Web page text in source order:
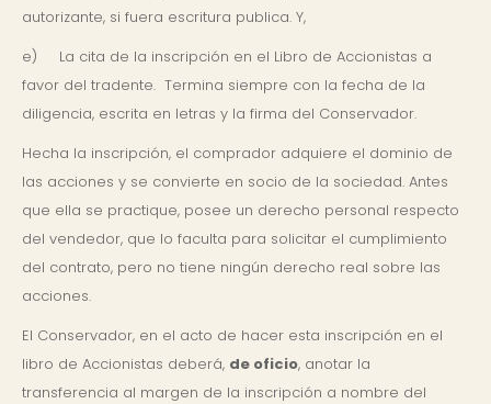
autorizante, si fuera escritura publica. Y,
e) La cita de la inscripción en el Libro de Accionistas a
favor del tradente. Termina siempre con la fecha de la
diligencia, escrita en letras y la firma del Conservador.
Hecha la inscripción, el comprador adquiere el dominio de
las acciones y se convierte en socio de la sociedad. Antes
que ella se practique, posee un derecho personal respecto
del vendedor, que lo faculta para solicitar el cumplimiento
del contrato, pero no tiene ningún derecho real sobre las
acciones.
El Conservador, en el acto de hacer esta inscripción en el
libro de Accionistas deberá, de oficio, anotar la
transferencia al margen de la inscripción a nombre del